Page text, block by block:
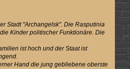
Stadt "Archangelsk". Die Rasputinia
Kinder politischer Funktionäre. Die
ist hoch und der Staat ist
Hand die jung gebliebene oberste